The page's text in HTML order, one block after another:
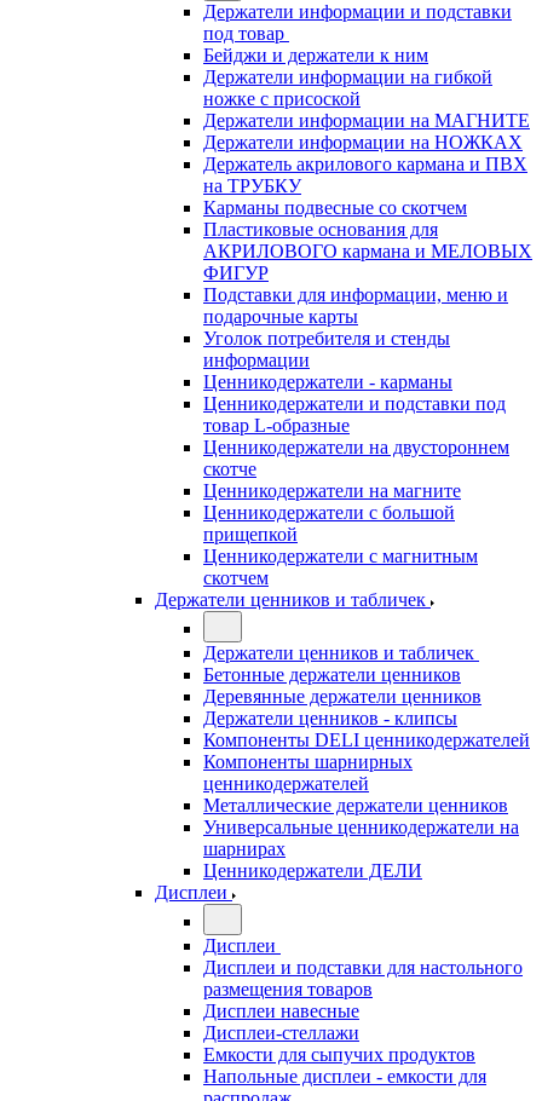
Держатели информации и подставки
под товар
Бейджи и держатели к ним
Держатели информации на гибкой
ножке с присоской
Держатели информации на МАГНИТЕ
Держатели информации на НОЖКАХ
Держатель акрилового кармана и ПВХ
на ТРУБКУ
Карманы подвесные со скотчем
Пластиковые основания для
АКРИЛОВОГО кармана и МЕЛОВЫХ
ФИГУР
Подставки для информации, меню и
подарочные карты
Уголок потребителя и стенды
информации
Ценникодержатели - карманы
Ценникодержатели и подставки под
товар L-образные
Ценникодержатели на двустороннем
скотче
Ценникодержатели на магните
Ценникодержатели с большой
прищепкой
Ценникодержатели с магнитным
скотчем
Держатели ценников и табличек
Держатели ценников и табличек
Бетонные держатели ценников
Деревянные держатели ценников
Держатели ценников - клипсы
Компоненты DELI ценникодержателей
Компоненты шарнирных
ценникодержателей
Металлические держатели ценников
Универсальные ценникодержатели на
шарнирах
Ценникодержатели ДЕЛИ
Дисплеи
Дисплеи
Дисплеи и подставки для настольного
размещения товаров
Дисплеи навесные
Дисплеи-стеллажи
Емкости для сыпучих продуктов
Напольные дисплеи - емкости для